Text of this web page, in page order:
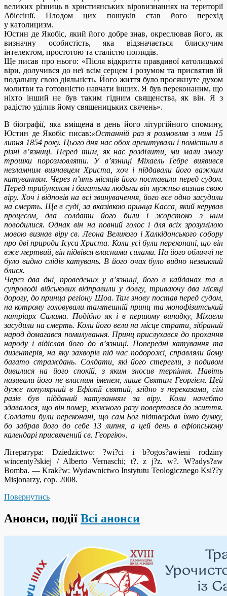
великих різниць в християнських віровизнаннях на території
Абіссінії. Плодом цих пошуків став його перехід
у католицизм.
Юстин де Якобіс, який його добре знав, окреслював його, як
визначну особистість, яка відзначається блискучим
інтелектом, простотою та сталістю поглядів.
Ще писав про нього: «Після відкриття правдивої католицької
віри, долучився до неї всім серцем і розумом та присвятив їй
подальшу свою діяльність. Його життя було просякнуте духом
молитви та готовністю навчати інших. Я був переконаним, що
ніхто інший не був таким гідним священства, як він. Я з
радістю уділив йому священицьких свячень».
В біографії, яка вміщена в день його літургійного спомину,
Юстин де Якобіс писав:«Останній раз я розмовляв з ним 15
липня 1854 року. Цього дня нас обох арештували і помістили в
різні в’язниці. Перед тим, як нас розділити, ми мали змогу
трошки порозмовляти. У в’язниці Міхаель Ґебре виявився
незламним визнавцем Христа, хоч і піддавали його важким
катуванням. Через п’ять місяців його поставили перед судом.
Перед трибуналом і багатьма людьми він мужньо визнав свою
віру. Хоч і відповів на всі звинувачення, його все одно засудили
на смерть. Ще в суді, за вказівкою принца Касса, який керував
процесом, два солдати його били і жорстоко з ним
поводилися. Однак він на повний голос і для всіх зрозумілою
мовою визнав віру св. Леона Великого і Халкідонського собору
про дві природи Ісуса Христа. Коли усі були переконані, що він
вже мертвий, він підвівся власними силами. На його обличчі не
було видно слідів катувань. В його очах було видно незвиклий
блиск.
Через два дні, проведених у в’язниці, його в кайданах та в
супроводі військових відправили у довгу, триваючу два місяці
дорогу, до принца регіону Шоа. Там знову постав перед судом,
на котрому головували тамтешній принц та монофізитський
патріарх Салама. Подібно як і в першому випадку, Міхаеля
засудили на смерть. Коли його вели на місце страти, зібраний
народ домагався помилування. Принц прислухався до прохання
народу і відіслав його до в’язниці. Попередні катування та
дизентерія, на яку захворів під час подорожі, справляли йому
багато страждань. Солдати, які його стерегли, з подивом
дивилися на його спокій, з яким зносив терпіння. Навіть
називали його не власним іменем, лише Святим Георгієм. Цей
дуже популярний в Ефіопії святий, згідно з переказами, сім
разів був підданий катуванням за віру. Коли начебто
здавалося, що він помер, кожного разу повертався до життя.
Солдати були переконані, що сам Бог підтвердив їхню думку,
бо забрав його до себе 13 липня, а цей день в ефіопському
календарі присвячений св. Георгію».
Література: Dziedzictwo: ?wi?ci i b?ogos?awieni rodziny
wincenty?skiej / Alberto Vernaschi; t?. z j?z. w?. W?adys?aw
Bomba. — Krak?w: Wydawnictwo Instytutu Teologicznego Ksi??y
Misjonarzy, cop. 2008.
Повернутись
Анонси, події Всі анонси